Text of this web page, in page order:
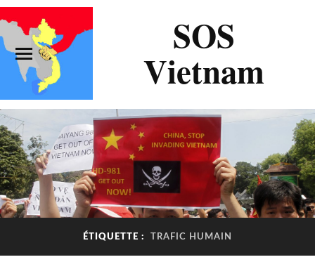
SOS
Vietnam
ÉTIQUETTE : TRAFIC HUMAIN